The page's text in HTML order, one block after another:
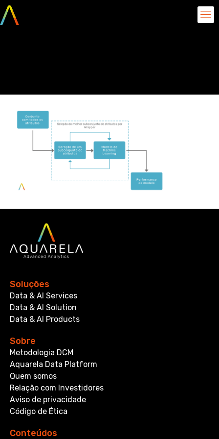
Soluções
Data & AI Services
Data & AI Solution
Data & AI Products
Sobre
Metodologia DCM
Aquarela Data Platform
Quem somos
Relação com Investidores
Aviso de privacidade
Código de Ética
Conteúdos